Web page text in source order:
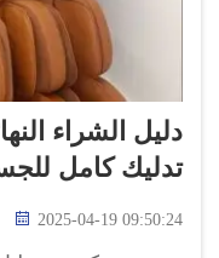
دليل الشراء
تدليك كامل
2025-04-19 09:50:24